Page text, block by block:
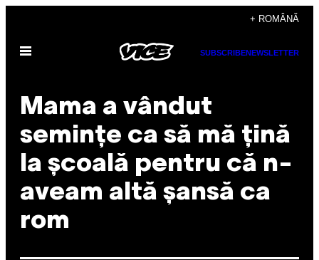
content
+ ROMÂNĂ
Open
SUBSCRIBENEWSLETTER
Mama a vândut
semințe ca să mă țină
la școală pentru că n-
aveam altă șansă ca
rom